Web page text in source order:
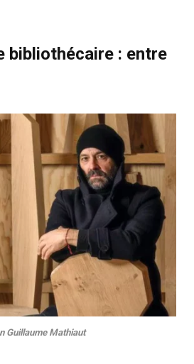
bibliothécaire : entre
Guillaume Mathiaut